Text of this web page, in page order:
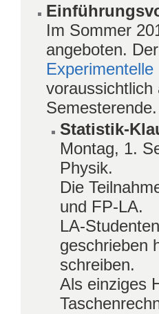
Im Sommer
angeboten.
voraussichtlich
Semesterende.
Statistik-
Montag, 1.
Physik.
Die
und FP-LA.
LA-
geschrieben
schreiben.
Als einziges